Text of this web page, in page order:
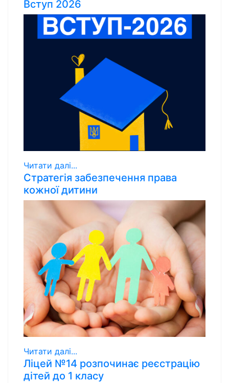
Вступ 2026
Читати далі...
Стратегія забезпечення права
кожної дитини
Читати далі...
Ліцей №14 розпочинає реєстрацію
дітей до 1 класу